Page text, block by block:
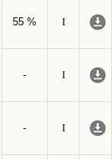
55 %
I
-
I
-
I